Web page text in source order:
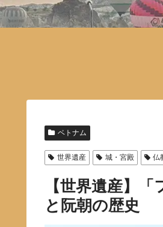
ベトナム
世界遺産 城・宮殿 仏
【世界遺産】
と阮朝の歴史